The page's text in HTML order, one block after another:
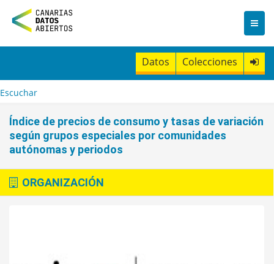
n
t
Datos Colecciones
Escuchar
Índice de precios de consumo y tasas de variación
según grupos especiales por comunidades
autónomas y periodos
ORGANIZACIÓN